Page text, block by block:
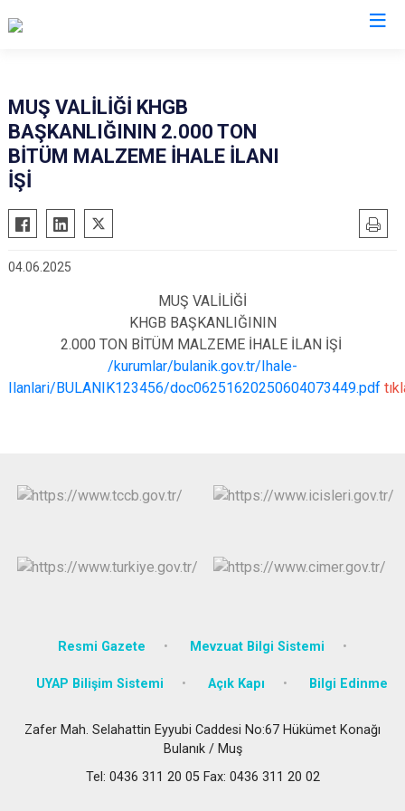
Bulanık
Hasköy
Malazgirt
MUŞ VALİLİĞİ KHGB
BAŞKANLIĞININ 2.000 TON
BİTÜM MALZEME İHALE İLANI
İŞİ
04.06.2025
MUŞ VALİLİĞİ
KHGB BAŞKANLIĞININ
2.000 TON BİTÜM MALZEME İHALE İLAN İŞİ
/kurumlar/bulanik.gov.tr/Ihale-
Ilanlari/BULANIK123456/doc06251620250604073449.pdf
Resmi Gazete Mevzuat Bilgi Sistemi
UYAP Bilişim Sistemi Açık Kapı Bilgi Edinme
Zafer Mah. Selahattin Eyyubi Caddesi No:67 Hükümet Konağı
Bulanık / Muş
Tel: 0436 311 20 05 Fax: 0436 311 20 02